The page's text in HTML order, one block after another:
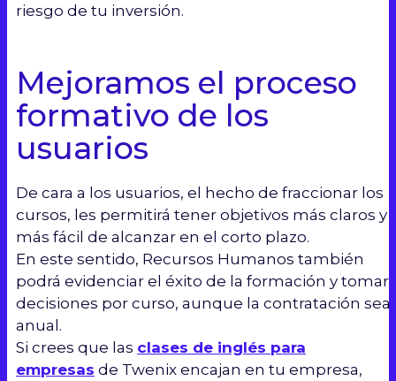
riesgo de tu inversión.
Mejoramos el proceso
formativo de los
usuarios
De cara a los usuarios, el hecho de fraccionar los
cursos, les permitirá tener objetivos más claros y
más fácil de alcanzar en el corto plazo.
En este sentido, Recursos Humanos también
podrá evidenciar el éxito de la formación y tomar
decisiones por curso, aunque la contratación sea
anual.
Si crees que las clases de inglés para
empresas de Twenix encajan en tu empresa,